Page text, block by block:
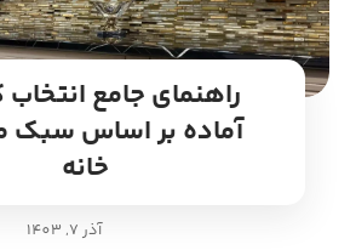
راهنمای جامع انتخاب
آماده بر اساس سبک
خانه
آذر 7, 1403